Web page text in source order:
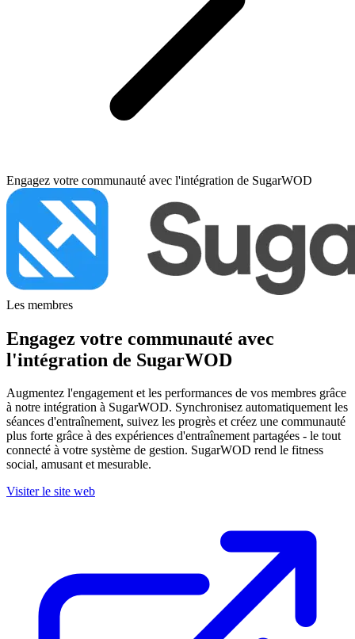
Engagez votre communauté avec l'intégration de SugarWOD
Les membres
Engagez votre communauté avec
l'intégration de SugarWOD
Augmentez l'engagement et les performances de vos membres grâce
à notre intégration à SugarWOD. Synchronisez automatiquement les
séances d'entraînement, suivez les progrès et créez une communauté
plus forte grâce à des expériences d'entraînement partagées - le tout
connecté à votre système de gestion. SugarWOD rend le fitness
social, amusant et mesurable.
Visiter le site web